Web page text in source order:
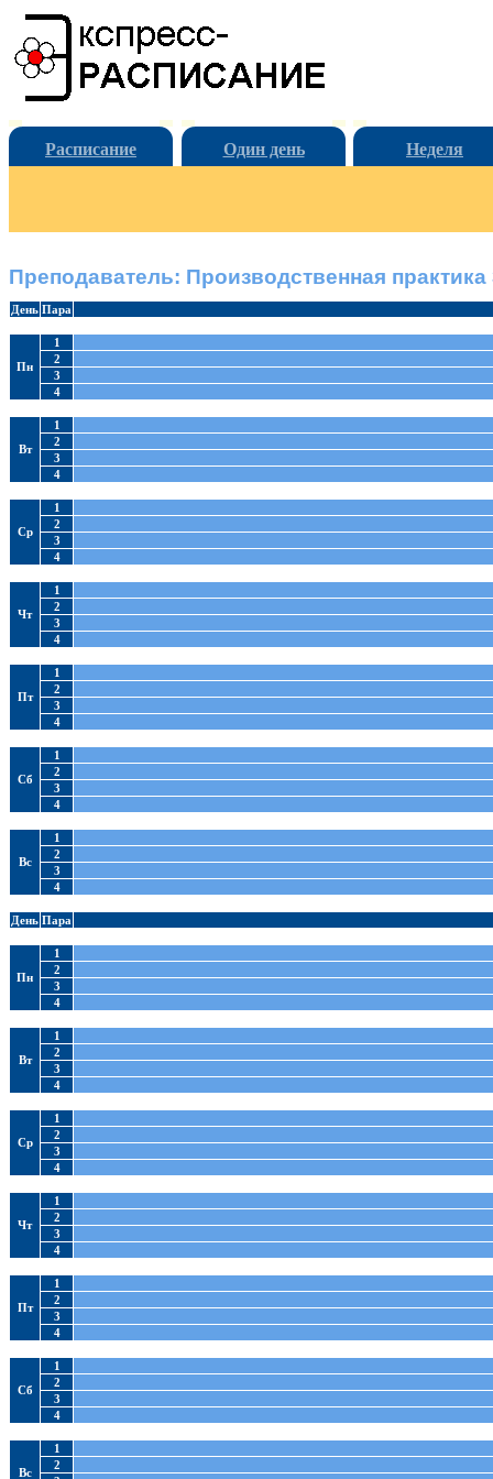
Расписание Один день Неделя
Преподаватель: Производственная
День Пара
Пн
1
2
3
4
Вт
1
2
3
4
Ср
1
2
3
4
Чт
1
2
3
4
Пт
1
2
3
4
Сб
1
2
3
4
Вс
1
2
3
4
День Пара
Пн
1
2
3
4
Вт
1
2
3
4
Ср
1
2
3
4
Чт
1
2
3
4
Пт
1
2
3
4
Сб
1
2
3
4
Вс
1
2